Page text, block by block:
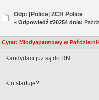
Odp: [Police] ZCH Police
«Odpowiedź #20254 dnia:
Cytat: Mlodyapatatowy w
Kandydaci już są do RN.
Kto startuje?